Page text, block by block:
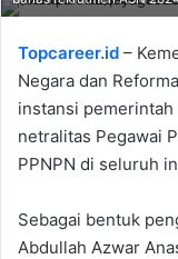
Topcareer.id –
Negara dan
instansi
netralitas Pegawai
PPNPN di seluruh
Sebagai bentuk
Abdullah Azwar